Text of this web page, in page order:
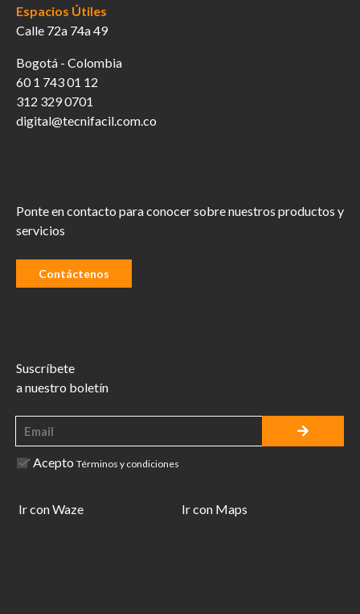
Espacios Útiles
Calle 72a 74a 49
Bogotá - Colombia
60 1 743 01 12
312 329 0701
digital@tecnifacil.com.co
Ponte en contacto para conocer sobre nuestros productos y
servicios
Contáctenos
Suscríbete
a nuestro boletín
Acepto Términos y condiciones
Ir con Waze Ir con Maps